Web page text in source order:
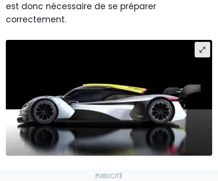
est donc nécessaire de se préparer
correctement.